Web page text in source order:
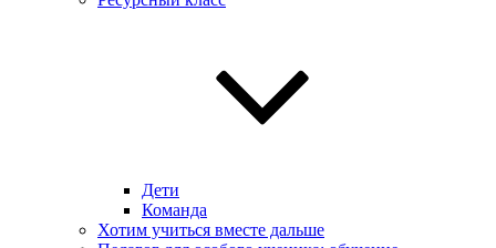
Дети
Команда
Хотим учиться вместе дальше